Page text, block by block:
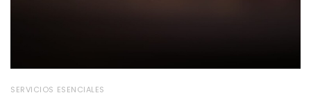
SERVICIOS ESENCIALES